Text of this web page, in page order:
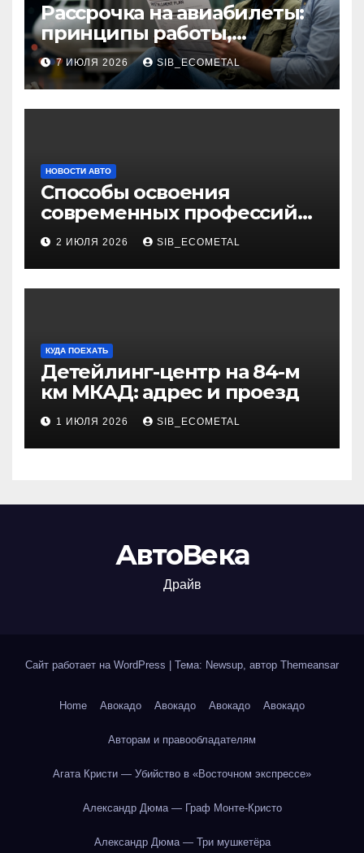
Рассрочка на авиабилеты:
принципы работы,
требования и
потенциальные риски
7 ИЮЛЯ 2026 SIB_ECOMETAL
НОВОСТИ АВТО
Способы освоения
современных профессий
через онлайн-курсы
2 ИЮЛЯ 2026 SIB_ECOMETAL
КУДА ПОЕХАТЬ
Детейлинг-центр на 84-м
км МКАД: адрес и проезд
1 ИЮЛЯ 2026 SIB_ECOMETAL
АвтоВека
Драйв
Сайт работает на WordPress Тема: Newsup, автор Themeansar
Home Авокадо Авокадо Авокадо Авокадо
Авторам и правообладателям
Агата Кристи — Убийство в «Восточном экспрессе»
Александр Дюма — Граф Монте-Кристо
Александр Дюма — Три мушкетёра